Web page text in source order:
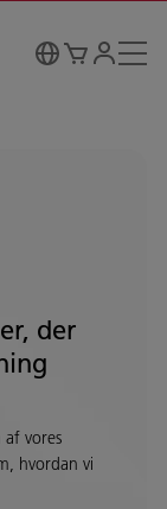
der
vores
hvordan vi